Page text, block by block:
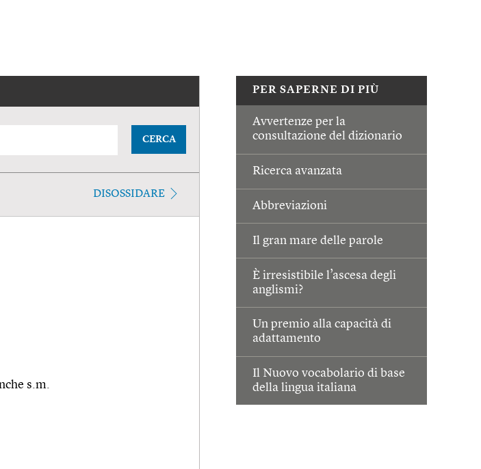
PER SAPERNE DI PIÙ
Avvertenze per la
consultazione del dizionario
Ricerca avanzata
Abbreviazioni
Il gran mare delle parole
È irresistibile l’ascesa degli
anglismi?
Un premio alla capacità di
adattamento
Il Nuovo vocabolario di base
della lingua italiana
CERCA
DISOSSIDARE
s.m.